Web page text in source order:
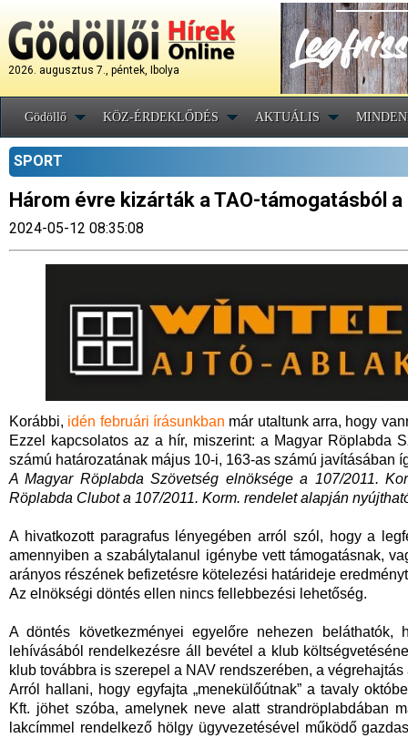
2026. augusztus 7., péntek, Ibolya
Gödöllő KÖZ-ÉRDEKLŐDÉS AKTUÁLIS
SPORT
Három évre kizárták a TAO-támogatásból a
2024-05-12 08:35:08
Korábbi, idén februári írásunkban már utaltunk arra, hogy
Ezzel kapcsolatos az a hír, miszerint: a Magyar Röplabda
számú határozatának május 10-i, 163-as számú javításában
A Magyar Röplabda Szövetség elnöksége a 107/2011.
Röplabda Clubot a 107/2011. Korm. rendelet alapján
A hivatkozott paragrafus lényegében arról szól, hogy a
amennyiben a szabálytalanul igénybe vett támogatásnak,
arányos részének befizetésre kötelezési határideje
Az elnökségi döntés ellen nincs fellebbezési lehetőség.
A döntés következményei egyelőre nehezen beláthatók,
lehívásából rendelkezésre áll bevétel a klub
klub továbbra is szerepel a NAV rendszerében, a
Arról hallani, hogy egyfajta „menekülőútnak” a tavaly
Kft. jöhet szóba, amelynek neve alatt strandröplabdában
lakcímmel rendelkező hölgy ügyvezetésével működő